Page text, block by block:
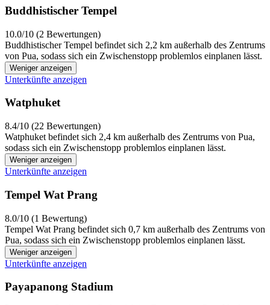
Buddhistischer Tempel
10.0/10 (2 Bewertungen)
Buddhistischer Tempel befindet sich 2,2 km außerhalb des Zentrums
von Pua, sodass sich ein Zwischenstopp problemlos einplanen lässt.
Weniger anzeigen
Unterkünfte anzeigen
Watphuket
8.4/10 (22 Bewertungen)
Watphuket befindet sich 2,4 km außerhalb des Zentrums von Pua,
sodass sich ein Zwischenstopp problemlos einplanen lässt.
Weniger anzeigen
Unterkünfte anzeigen
Tempel Wat Prang
8.0/10 (1 Bewertung)
Tempel Wat Prang befindet sich 0,7 km außerhalb des Zentrums von
Pua, sodass sich ein Zwischenstopp problemlos einplanen lässt.
Weniger anzeigen
Unterkünfte anzeigen
Payapanong Stadium